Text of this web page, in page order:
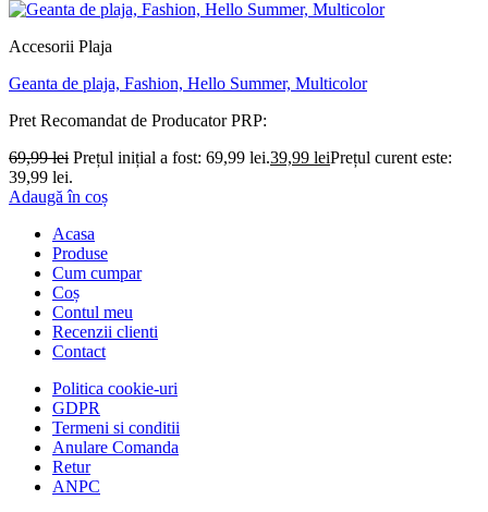
Accesorii Plaja
Geanta de plaja, Fashion, Hello Summer, Multicolor
Pret Recomandat de ProducatorPRP:
69,99lei Prețul inițial a fost: 69,99 lei.39,99 leiPrețul curent este:
39,99 lei.
Adaugă în coș
Acasa
Produse
Cum cumpar
Coș
Contul meu
Recenzii clienti
Contact
Politica cookie-uri
GDPR
Termeni si conditii
Anulare Comanda
Retur
ANPC